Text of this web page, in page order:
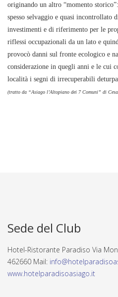
originando un altro “momento
spesso selvaggio e quasi
investimenti e di riferimento per le
riflessi occupazionali da un lato e
provocò danni sul fronte ecologico e
considerazione in quegli anni e le cui
località i segni di irrecuperabili
(tratto da “Asiago l’Altopiano dei 7 Comuni” di
Sede del Club
Hotel-Ristorante Paradiso Via
462660 Mail:
www.hotelparadisoasiago.it